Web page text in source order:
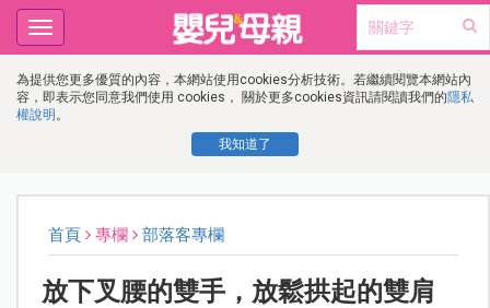
為提供您更多優質的內容，本網站使用cookies分析技術。若繼續閱覽本網站內
容，即表示您同意我們使用 cookies， 關於更多cookies資訊請閱讀我們的隱私
權說明 。
我知道了
Toggle
navigation
首頁 專欄 部落客專欄
放下叉腰的雙手，放鬆拱起的雙肩